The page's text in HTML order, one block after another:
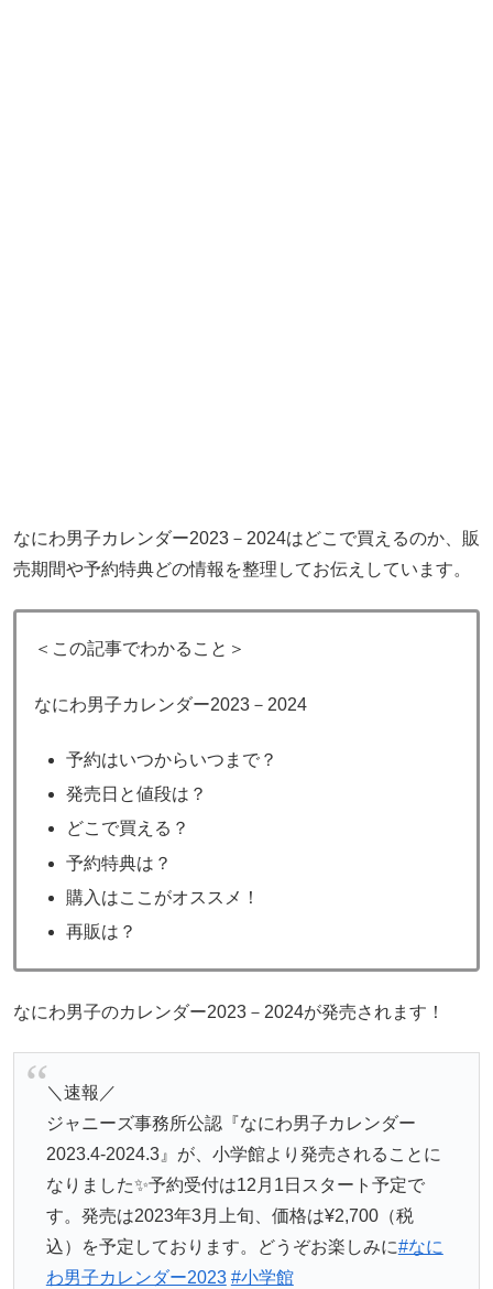
なにわ男子カレンダー2023－2024はどこで買えるのか、販
売期間や予約特典どの情報を整理してお伝えしています。
＜この記事でわかること＞
なにわ男子カレンダー2023－2024
予約はいつからいつまで？
発売日と値段は？
どこで買える？
予約特典は？
購入はここがオススメ！
再販は？
なにわ男子のカレンダー2023－2024が発売されます！
＼速報／
ジャニーズ事務所公認『なにわ男子カレンダー
2023.4-2024.3』が、小学館より発売されることに
なりました✨予約受付は12月1日スタート予定で
す。発売は2023年3月上旬、価格は¥2,700（税
込）を予定しております。どうぞお楽しみに#なに
わ男子カレンダー2023 #小学館